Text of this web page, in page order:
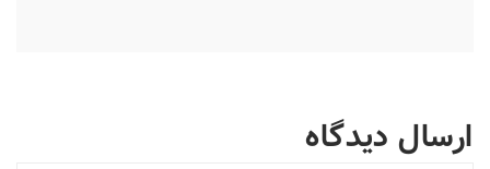
ارسال دیدگاه